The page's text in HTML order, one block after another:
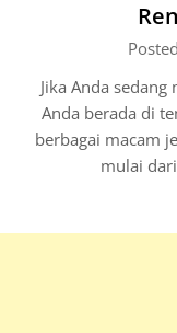
Jika Anda
Anda berada di
berbagai macam
mulai